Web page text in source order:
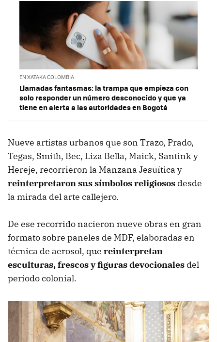
EN XATAKA COLOMBIA
Llamadas fantasmas: la trampa que empieza con
solo responder un número desconocido y que ya
tiene en alerta a las autoridades en Bogotá
Nueve artistas urbanos que son Trazo, Prado,
Tegas, Smith, Bec, Liza Bella, Maick, Santink y
Hereje, recorrieron la Manzana Jesuítica y
reinterpretaron sus símbolos religiosos desde
la mirada del arte callejero.
De ese recorrido nacieron nueve obras en gran
formato sobre paneles de MDF, elaboradas en
técnica de aerosol, que reinterpretan
esculturas, frescos y figuras devocionales del
periodo colonial.